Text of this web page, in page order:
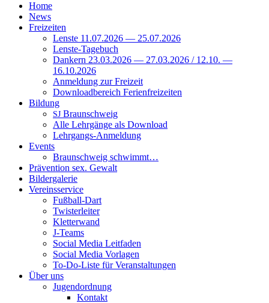
Home
News
Freizeiten
Lenste 11.07.2026 — 25.07.2026
Lenste-Tagebuch
Dankern 23.03.2026 — 27.03.2026 / 12.10. —
16.10.2026
Anmeldung zur Freizeit
Downloadbereich Ferienfreizeiten
Bildung
SJ Braunschweig
Alle Lehrgänge als Download
Lehrgangs-Anmeldung
Events
Braunschweig schwimmt…
Prävention sex. Gewalt
Bildergalerie
Vereinsservice
Fußball-Dart
Twisterleiter
Kletterwand
J‑Teams
Social Media Leitfaden
Social Media Vorlagen
To-Do-Liste für Veranstaltungen
Über uns
Jugendordnung
Kontakt